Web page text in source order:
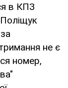
в КПЗ
не є
номер,